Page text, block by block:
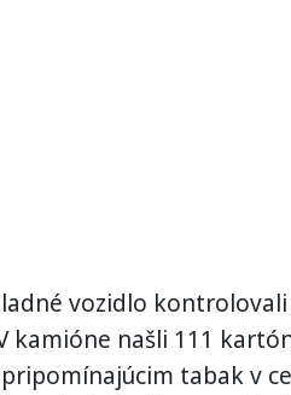
vozidlo
kamióne našli 111
tabak v